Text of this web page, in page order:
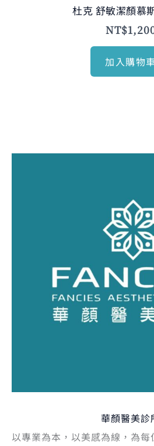
杜克 舒敏潔顏慕
NT$
加入購物
華顏醫美診
以專業為本，以美感為線，為